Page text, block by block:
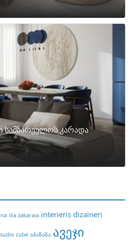
კარადა
ilia zakaraia interieris dizaineri
cube აბაზანა ავეჯი